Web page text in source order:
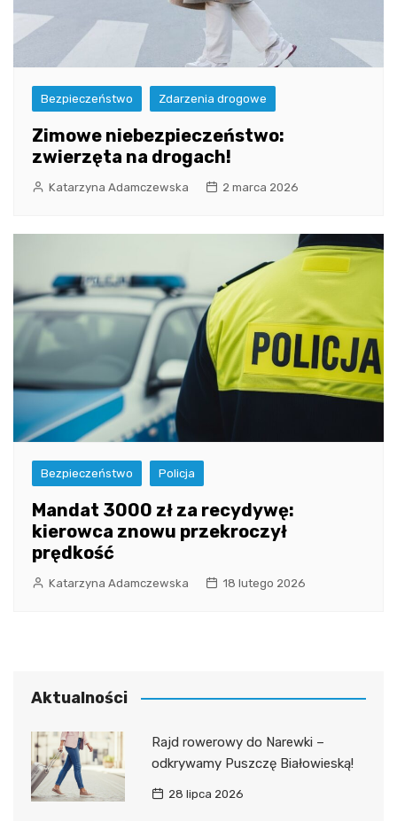
Bezpieczeństwo Zdarzenia drogowe
Zimowe niebezpieczeństwo:
zwierzęta na drogach!
Katarzyna Adamczewska 2 marca 2026
Bezpieczeństwo Policja
Mandat 3000 zł za recydywę:
kierowca znowu przekroczył
prędkość
Katarzyna Adamczewska 18 lutego 2026
Aktualności
Rajd rowerowy do Narewki –
odkrywamy Puszczę Białowieską!
28 lipca 2026